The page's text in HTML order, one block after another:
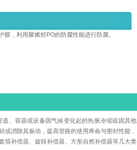
，利用聚烯烃PO的防腐性能进行防腐。
、容器或设备因气候变化起的热胀冷缩或因其他
消除其振动，提高管路的使用寿命与密封性能，
筒补偿器、旋转补偿器、方形自然补偿器等几大类